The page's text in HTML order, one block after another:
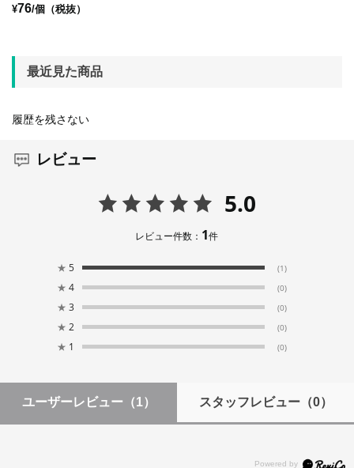
¥76/個（税抜）
最近見た商品
履歴を残さない
レビュー
5.0
レビュー件数： 1件
★ 5 (1)
★ 4 (0)
★ 3 (0)
★ 2 (0)
★ 1 (0)
ユーザーレビュー （1） スタッフレビュー（0）